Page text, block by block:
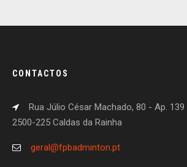
CONTACTOS
Rua Júlio César Machado, 80 - Ap. 139
2500-225 Caldas da Rainha
geral@fpbadminton.pt